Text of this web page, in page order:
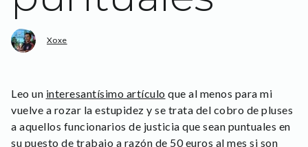
Xoxe
Leo un interesantísimo artículo que al menos para mi
vuelve a rozar la estupidez y se trata del cobro de pluses
a aquellos funcionarios de justicia que sean puntuales en
su puesto de trabajo a razón de 50 euros al mes si son